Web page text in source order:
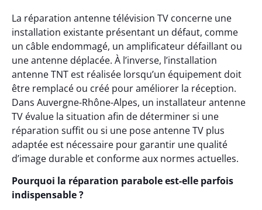
La réparation antenne télévision TV concerne une
installation existante présentant un défaut, comme
un câble endommagé, un amplificateur défaillant ou
une antenne déplacée. À l’inverse, l’installation
antenne TNT est réalisée lorsqu’un équipement doit
être remplacé ou créé pour améliorer la réception.
Dans Auvergne-Rhône-Alpes, un installateur antenne
TV évalue la situation afin de déterminer si une
réparation suffit ou si une pose antenne TV plus
adaptée est nécessaire pour garantir une qualité
d’image durable et conforme aux normes actuelles.
Pourquoi la réparation parabole est-elle parfois
indispensable ?